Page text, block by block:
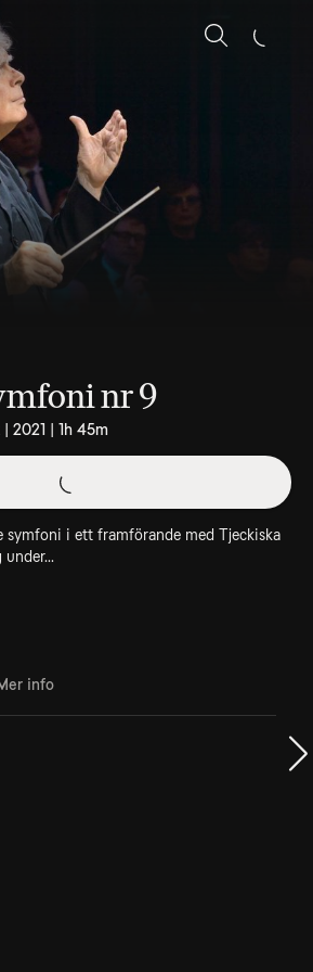
Sök
nr 9
| 2021 | 1h 45m
symfoni i ett framförande med Tjeckiska
info